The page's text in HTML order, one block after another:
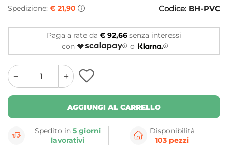
Spedizione: € 21,90 Codice: BH-PVC
Paga a rate da € 92,66 senza interessi
con
o
quantity
button
quantity
minus
button
AGGIUNGI AL CARRELLO
Spedito in5 giorni
lavorativi
Disponibilità
103 pezzi